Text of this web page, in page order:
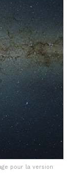
pour la version